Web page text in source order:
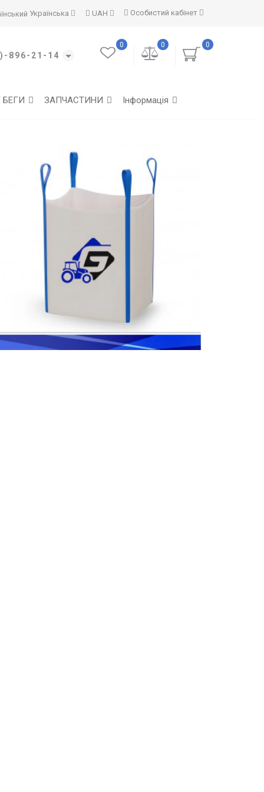
Особистий кабінет
UAH
Українська
896-21-14
0
0
0
БЕГИ ЗАПЧАСТИНИ Інформація